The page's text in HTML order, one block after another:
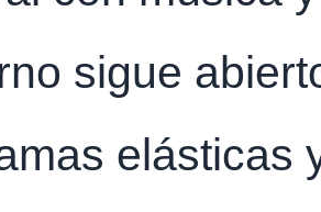
sigue
elásticas